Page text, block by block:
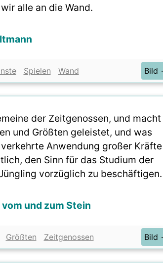
alle an die Wand.
Spielen Wand Bild
der Zeitgenossen, und macht
und Größten geleistet, und was
Anwendung großer Kräfte
den Sinn für das Studium der
vorzüglich zu beschäftigen.
und zum Stein
Größten Zeitgenossen Bild